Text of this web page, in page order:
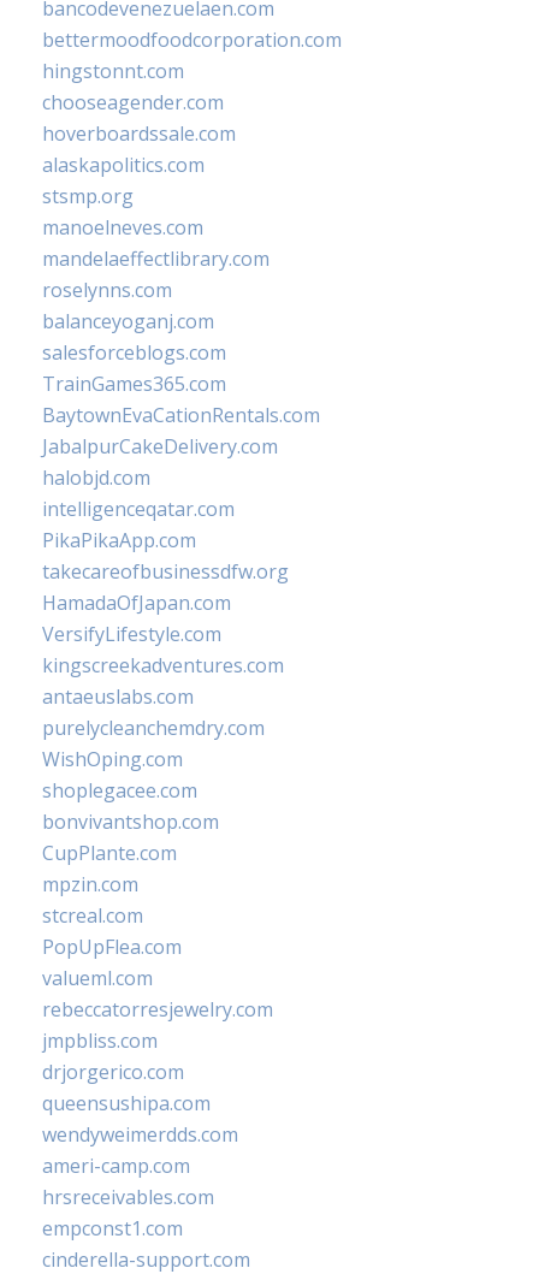
bancodevenezuelaen.com
bettermoodfoodcorporation.com
hingstonnt.com
chooseagender.com
hoverboardssale.com
alaskapolitics.com
stsmp.org
manoelneves.com
mandelaeffectlibrary.com
roselynns.com
balanceyoganj.com
salesforceblogs.com
TrainGames365.com
BaytownEvaCationRentals.com
JabalpurCakeDelivery.com
halobjd.com
intelligenceqatar.com
PikaPikaApp.com
takecareofbusinessdfw.org
HamadaOfJapan.com
VersifyLifestyle.com
kingscreekadventures.com
antaeuslabs.com
purelycleanchemdry.com
WishOping.com
shoplegacee.com
bonvivantshop.com
CupPlante.com
mpzin.com
stcreal.com
PopUpFlea.com
valueml.com
rebeccatorresjewelry.com
jmpbliss.com
drjorgerico.com
queensushipa.com
wendyweimerdds.com
ameri-camp.com
hrsreceivables.com
empconst1.com
cinderella-support.com